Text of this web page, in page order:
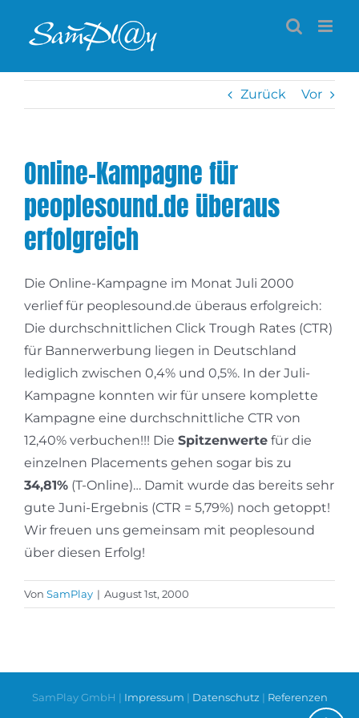
Inhalt
Zurück Vor
Online-Kampagne für
peoplesound.de überaus
erfolgreich
Die Online-Kampagne im Monat Juli 2000
verlief für peoplesound.de überaus erfolgreich:
Die durchschnittlichen Click Trough Rates (CTR)
für Bannerwerbung liegen in Deutschland
lediglich zwischen 0,4% und 0,5%. In der Juli-
Kampagne konnten wir für unsere komplette
Kampagne eine durchschnittliche CTR von
12,40% verbuchen!!! Die Spitzenwerte für die
einzelnen Placements gehen sogar bis zu
34,81% (T-Online)… Damit wurde das bereits sehr
gute Juni-Ergebnis (CTR = 5,79%) noch getoppt!
Wir freuen uns gemeinsam mit peoplesound
über diesen Erfolg!
Von SamPlay | August 1st, 2000
SamPlay GmbH | Impressum | Datenschutz | Referenzen